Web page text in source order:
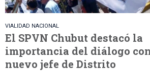
VIALIDAD NACIONAL
El SPVN Chubut destacó la
importancia del diálogo
nuevo jefe de Distrito